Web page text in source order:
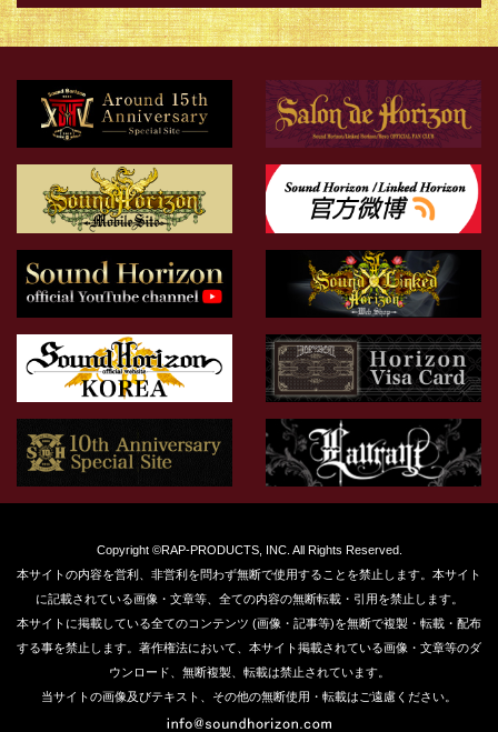
Copyright ©RAP-PRODUCTS, INC. All Rights Reserved.
本サイトの内容を営利、非営利を問わず無断で使用することを禁止します。本サイト
に記載されている画像・文章等、全ての内容の無断転載・引用を禁止します。
本サイトに掲載している全てのコンテンツ (画像・記事等)を無断で複製・転載・配布
する事を禁止します。著作権法において、本サイト掲載されている画像・文章等のダ
ウンロード、無断複製、転載は禁止されています。
当サイトの画像及びテキスト、その他の無断使用・転載はご遠慮ください。